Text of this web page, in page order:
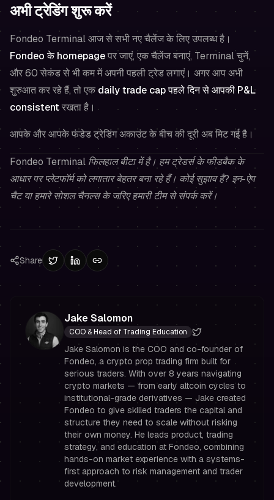
अभी ट्रेडिंग शुरू करें
Fondeo Terminal आज से सभी नए चैलेंज के लिए उपलब्ध है।
Fondeo के homepageपर जाएं, एक चैलेंज बनाएं, Terminal चुनें,
और 60 सेकंड से भी कम में अपनी पहली ट्रेड लगाएं। अगर आप अभी
शुरुआत कर रहे हैं, तो एकdaily trade cap पहले दिन से आपकी P&L
consistentरखता है।
आपके और आपके फंडेड ट्रेडिंग अकाउंट के बीच की दूरी अब मिट गई है।
Fondeo Terminal फिलहाल बीटा में है। हम ट्रेडर्स के फीडबैक के
आधार पर प्लेटफॉर्म को लगातार बेहतर बना रहे हैं। कोई सुझाव है? इन-ऐप
चैट या हमारे सोशल चैनल्स के जरिए हमारी टीम से संपर्क करें।
Share
Jake Salomon
COO & Head of Trading Education
Jake Salomon is the COO and co-founder of
Fondeo, a crypto prop trading firm built for
serious traders. With over 8 years navigating
crypto markets — from early altcoin cycles to
institutional-grade derivatives — Jake created
Fondeo to give skilled traders the capital and
structure they need to scale without risking
their own money. He leads product, trading
strategy, and education at Fondeo, combining
hands-on market experience with a systems-
first approach to risk management and trader
development.